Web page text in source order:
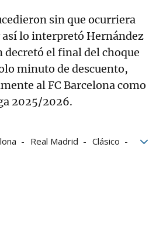
sin que ocurriera
así lo interpretó Hernández
decretó el final del choque
minuto de descuento,
al FC Barcelona como
2025/2026.
Real Madrid
Clásico